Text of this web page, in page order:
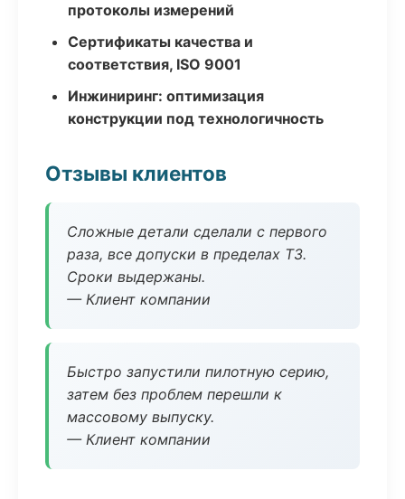
протоколы измерений
Сертификаты качества и
соответствия, ISO 9001
Инжиниринг: оптимизация
конструкции под технологичность
Отзывы клиентов
Сложные детали сделали с первого
раза, все допуски в пределах ТЗ.
Сроки выдержаны.
— Клиент компании
Быстро запустили пилотную серию,
затем без проблем перешли к
массовому выпуску.
— Клиент компании